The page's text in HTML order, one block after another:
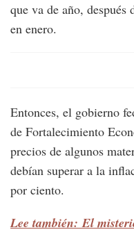
que va de año,
en enero.
Entonces, el gobierno
de Fortalecimiento
precios de algunos
debían superar a la
por ciento.
Lee también: El